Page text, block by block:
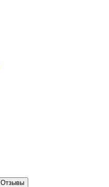
Отзывы